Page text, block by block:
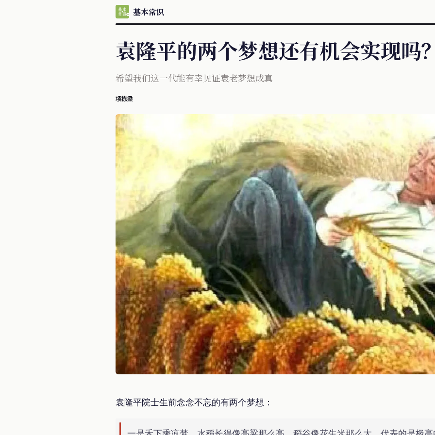
基本常识
袁隆平的两个梦想还有机会实现吗
希望我们这一代能有幸见证袁老梦想成真
项栋梁
袁隆平院士生前念念不忘的有两个梦想：